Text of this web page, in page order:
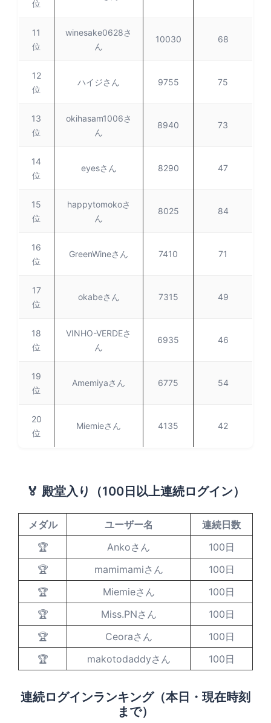
位
11
位
winesake0628さ
ん
10030 68
12
位
ハイジさん 9755 75
13
位
okihasam1006さ
ん
8940 73
14
位
eyesさん 8290 47
15
位
happytomokoさ
ん
8025 84
16
位
GreenWineさん 7410 71
17
位
okabeさん 7315 49
18
位
VINHO-VERDEさ
ん
6935 46
19
位
Amemiyaさん 6775 54
20
位
Miemieさん 4135 42
🏅 殿堂入り（100日以上連続ログイン）
メダル ユーザー名
連続日数
🏆
Ankoさん
100日
🏆
mamimamiさん
100日
🏆
Miemieさん
100日
🏆
Miss.PNさん
100日
🏆
Ceoraさん
100日
🏆
makotodaddyさん 100日
連続ログインランキング（本日・現在時刻
まで）